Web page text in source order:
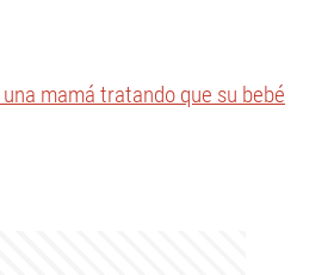
mamá tratando que su bebé